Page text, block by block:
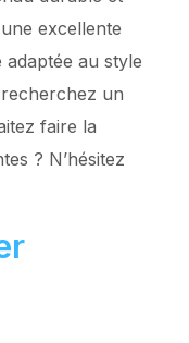
excellente
au style
un
faire la
? N’hésitez